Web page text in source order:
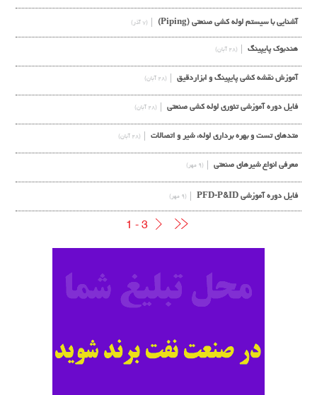
آشنایی با سیستم لوله کشی صنعتی (Piping) (۷ آذر)
هندبوک پایپینگ (۲۸ آبان)
آموزش نقشه کشی پایپینگ و ابزاردقیق (۲۸ آبان)
فایل دوره آموزشی تئوری لوله کشی صنعتی (۲۸ آبان)
متدهای تست و بهره برداری لوله، شیر و اتصالات (۲۸ آبان)
معرفی انواع شیرهای صنعتی (۹ مهر)
فایل دوره آموزشی PFD-P&ID (۹ مهر)
1 - 3